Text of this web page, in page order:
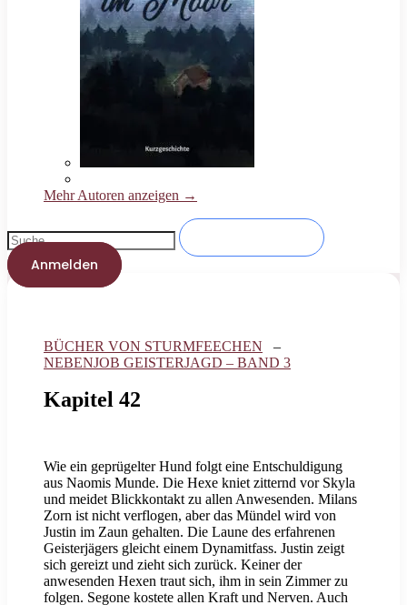
Mehr Autoren anzeigen →
Anmelden
BÜCHER VON STURMFEECHEN –
NEBENJOB GEISTERJAGD – BAND 3
Kapitel 42
Wie ein geprügelter Hund folgt eine Entschuldigung
aus Naomis Munde. Die Hexe kniet zitternd vor Skyla
und meidet Blickkontakt zu allen Anwesenden. Milans
Zorn ist nicht verflogen, aber das Mündel wird von
Justin im Zaun gehalten. Die Laune des erfahrenen
Geisterjägers gleicht einem Dynamitfass. Justin zeigt
sich gereizt und zieht sich zurück. Keiner der
anwesenden Hexen traut sich, ihm in sein Zimmer zu
folgen. Segone kostete allen Kraft und Nerven. Auch